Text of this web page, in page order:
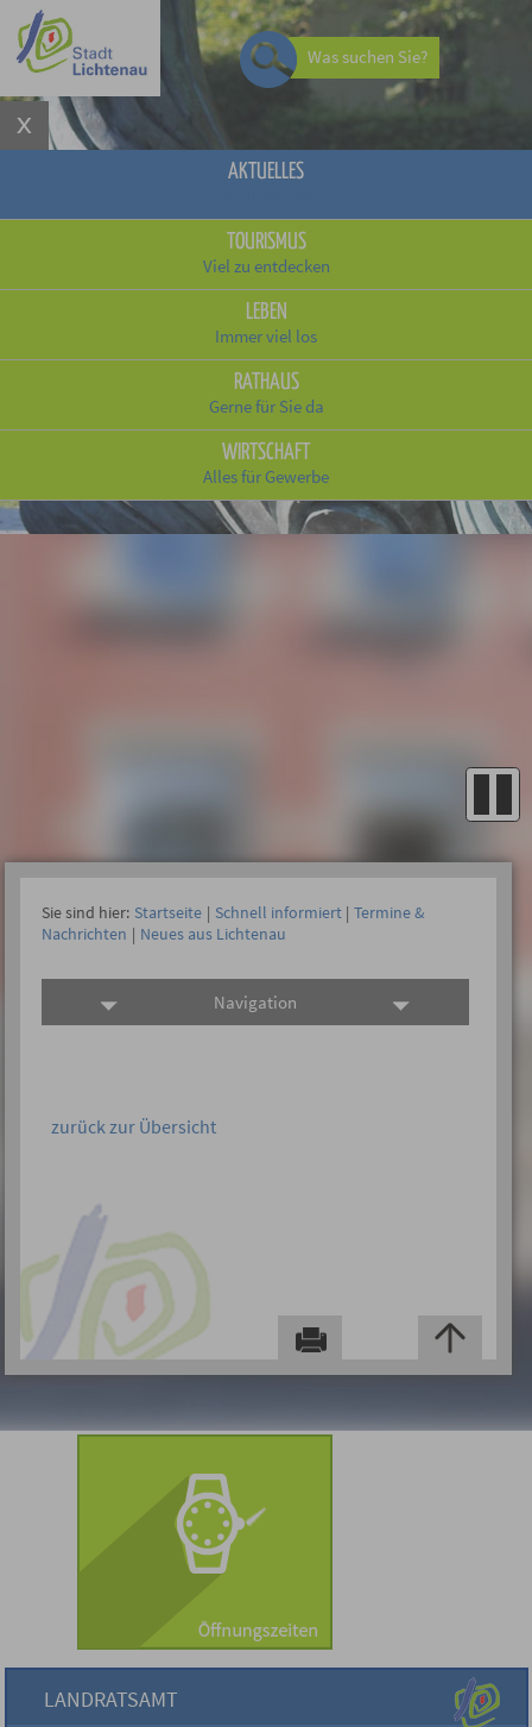
Was suchen Sie?
AKTUELLES
TOURISMUS
Viel zu entdecken
LEBEN
Immer viel los
RATHAUS
Gerne für Sie da
WIRTSCHAFT
Alles für Gewerbe
Sie sind hier: Startseite | Schnell informiert | Termine &
Nachrichten | Neues aus Lichtenau
Navigation
zurück zur Übersicht
LANDRATSAMT